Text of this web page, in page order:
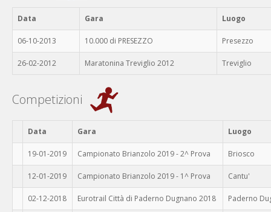
Data Gara Luogo
06-10-2013 10.000 di PRESEZZO Presezzo
26-02-2012 Maratonina Treviglio 2012 Treviglio
Competizioni
Data Gara Luogo
19-01-2019 Campionato Brianzolo 2019 - 2^ Prova Briosco
12-01-2019 Campionato Brianzolo 2019 - 1^ Prova Cantu'
02-12-2018 Eurotrail Città di Paderno Dugnano 2018 Paderno